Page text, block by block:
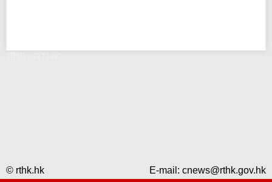
© rthk.hk E-mail: cnews@rthk.gov.hk